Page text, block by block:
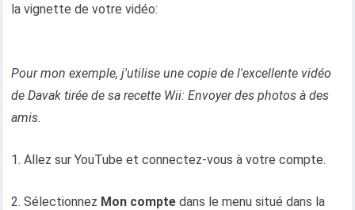
la vignette de votre vidéo:
Pour mon exemple, j'utilise une copie de l'excellente vidéo
de Davak tirée de sa recette Wii: Envoyer des photos à des
amis.
1. Allez sur YouTube et connectez-vous à votre compte.
2. Sélectionnez Mon compte dans le menu situé dans la